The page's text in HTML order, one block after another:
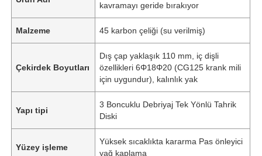
kavramayı geride bırakıyor
Malzeme 45 karbon çeliği (su verilmiş)
Çekirdek Boyutları
Dış çap yaklaşık 110 mm, iç dişli
özellikleri 6Φ18Φ20 (CG125 krank mili
için uygundur), kalınlık yak
Yapı tipi
3 Boncuklu Debriyaj Tek Yönlü Tahrik
Diski
Yüzey işleme
Yüksek sıcaklıkta kararma Pas önleyici
yağ kaplama